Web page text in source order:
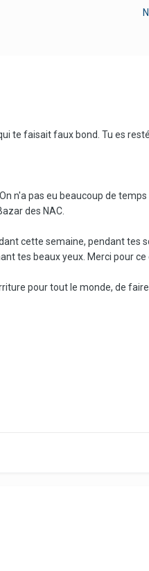
te faisait faux bond. Tu es
n'a pas eu beaucoup de
des NAC.
cette semaine, pendant tes
tes beaux yeux. Merci pour ce
pour tout le monde, de